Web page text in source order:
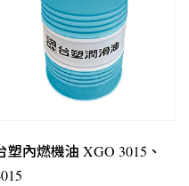
塑內燃機油 XGO 3015、